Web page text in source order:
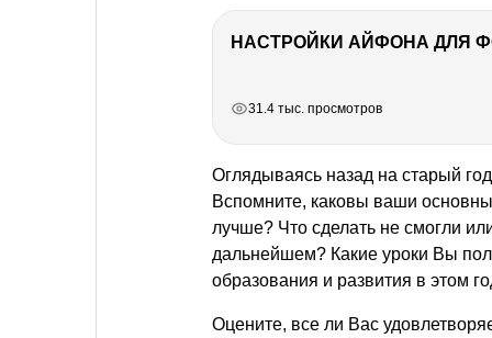
НАСТРОЙКИ АЙФОНА ДЛЯ
31.4 тыс. просмотров
Оглядываясь назад на старый
Вспомните, каковы ваши
лучше? Что сделать не смогли
дальнейшем? Какие уроки Вы
образования и развития в этом
Оцените, все ли Вас